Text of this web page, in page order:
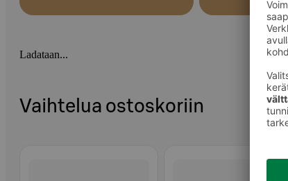
Ladataan...
Vaihtelua ostoskoriin